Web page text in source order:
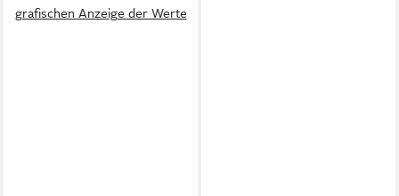
grafischen Anzeige der Werte